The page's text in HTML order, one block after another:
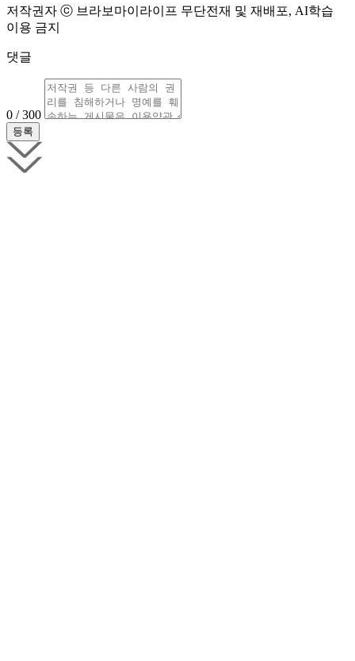
저작권자 ⓒ 브라보마이라이프 무단전재 및 재배포, AI학습
이용 금지
댓글
0 / 300